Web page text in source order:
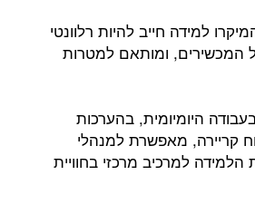
למידה חייב להיות רלוונטי
המכשירים, ומותאם למטרות
היומיומית, בהערכות
קריירה, מאפשרת למנהלי
למרכיב מרכזי בחוויית